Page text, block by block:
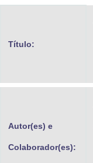
Título:
Autor(es) e
Colaborador(es):